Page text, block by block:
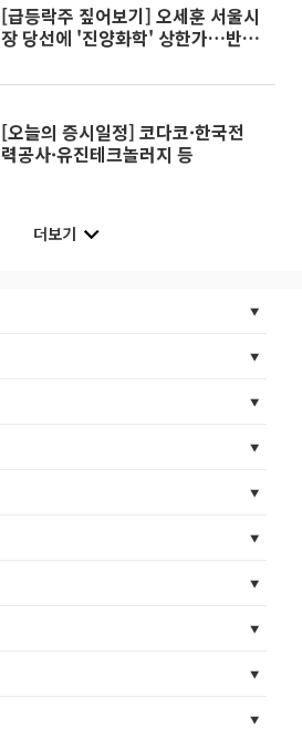
[급등락주 짚어보기] 오세훈 서울시
장 당선에 '진양화학' 상한가…반도
[오늘의 증시일정] 코다코·한국전
력공사·유진테크놀러지 등
더보기